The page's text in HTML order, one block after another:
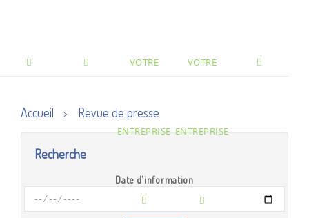
VOTRE
ENTREPRISE
VOTRE
ENTREPRISE
Accueil > Revue de presse
Recherche
Date d'information